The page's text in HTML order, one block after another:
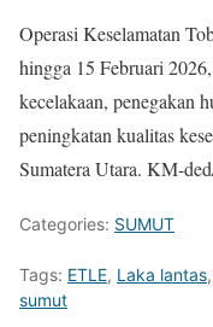
Operasi Keselamatan
hingga 15 Februari
kecelakaan, penegakan
peningkatan kualitas
Sumatera Utara. KM-
Categories: SUMUT
Tags: ETLE, Laka lantas,
sumut